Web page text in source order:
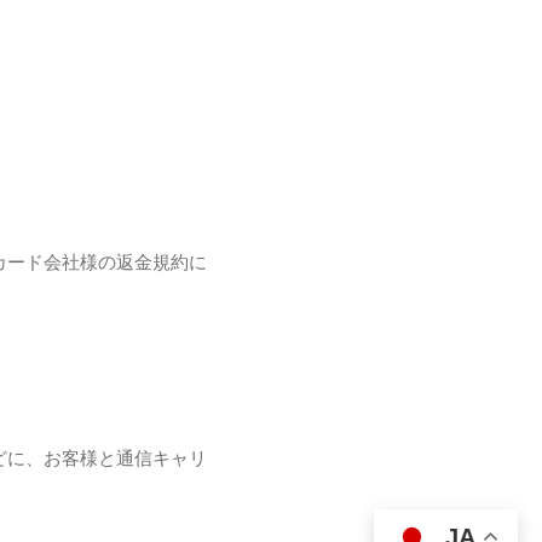
ド会社様の返金規約に
、お客様と通信キャリ